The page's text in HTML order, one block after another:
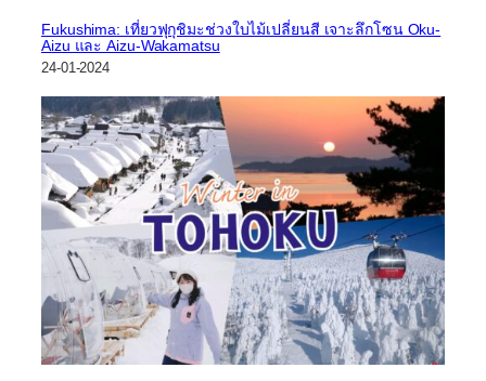
Fukushima: เที่ยวฟุกุชิมะช่วงใบไม้เปลี่ยนสี เจาะลึกโซน Oku-
Aizu และ Aizu-Wakamatsu
24-01-2024